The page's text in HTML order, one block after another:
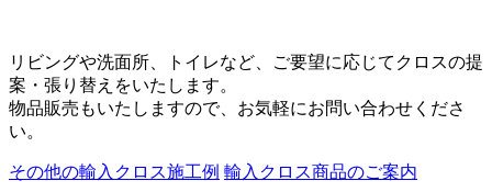
リビングや洗面所、トイレなど、ご要望に応じてクロスの提
案・張り替えをいたします。
物品販売もいたしますので、お気軽にお問い合わせくださ
い。
その他の輸入クロス施工例 輸入クロス商品のご案内